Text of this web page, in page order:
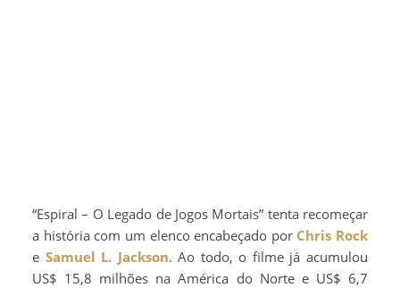
“Espiral – O Legado de Jogos Mortais” tenta recomeçar
a história com um elenco encabeçado por Chris Rock
e Samuel L. Jackson. Ao todo, o filme já acumulou
US$ 15,8 milhões na América do Norte e US$ 6,7